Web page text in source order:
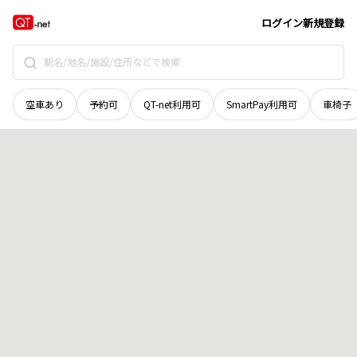
ログイン新規登録
空車あり 予約可 QT-net利用可 SmartPay利用可 車椅子
岩手県